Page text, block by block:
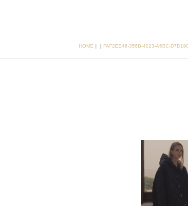
HOME ｜ ｜ FAF2EE46-356B-4023-A5BC-